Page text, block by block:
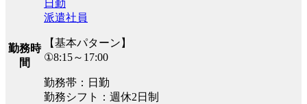
勤務時
間
日勤
派遣社員
【基本パターン】
①8:15～17:00
勤務帯：日勤
勤務シフト：週休2日制